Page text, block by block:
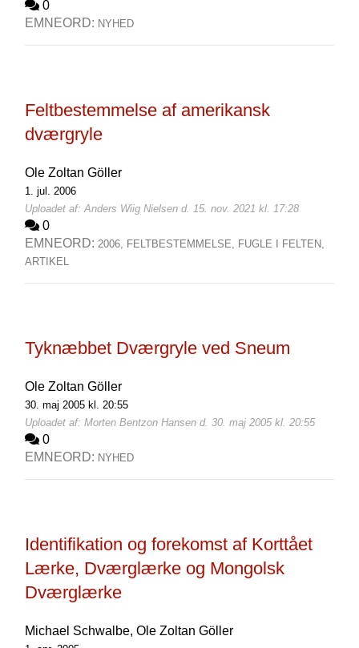
0
EMNEORD: NYHED
Feltbestemmelse af amerikansk
dværgryle
Ole Zoltan Göller
1. jul. 2006
Uploadet af: Anders Wiig Nielsen d. 15. nov. 2021 kl. 17:28
0
EMNEORD: 2006, FELTBESTEMMELSE, FUGLE I FELTEN,
ARTIKEL
Tyknæbbet Dværgryle ved Sneum
Ole Zoltan Göller
30. maj 2005 kl. 20:55
Uploadet af: Morten Bentzon Hansen d. 30. maj 2005 kl. 20:55
0
EMNEORD: NYHED
Identifikation og forekomst af Korttået
Lærke, Dværglærke og Mongolsk
Dværglærke
Michael Schwalbe, Ole Zoltan Göller